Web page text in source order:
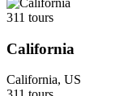
311 tours
California
California, US